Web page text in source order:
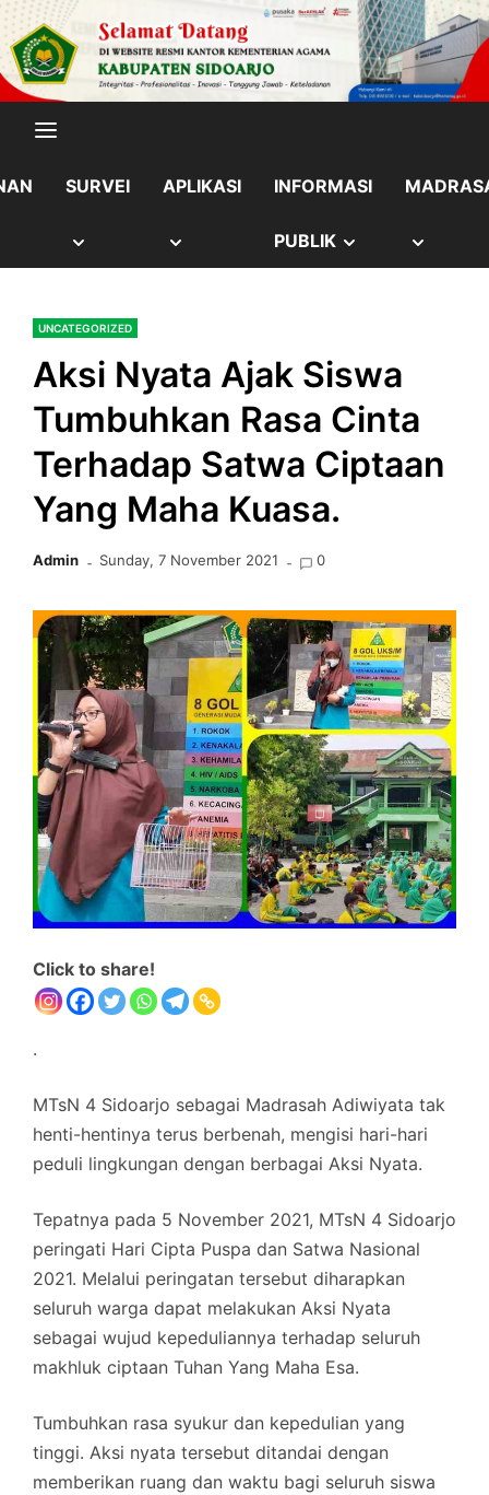
content
Skip
to
content
SURVEI APLIKASI INFORMASI
PUBLIK SHOW
UNCATEGORIZED
Aksi Nyata Ajak Siswa
Tumbuhkan Rasa Cinta
Terhadap Satwa Ciptaan
Yang Maha Kuasa.
Admin Sunday, 7 November 2021 0
Click to share!
.
MTsN 4 Sidoarjo sebagai Madrasah Adiwiyata tak
henti-hentinya terus berbenah, mengisi hari-hari
peduli lingkungan dengan berbagai Aksi Nyata.
Tepatnya pada 5 November 2021, MTsN 4 Sidoarjo
peringati Hari Cipta Puspa dan Satwa Nasional
2021. Melalui peringatan tersebut diharapkan
seluruh warga dapat melakukan Aksi Nyata
sebagai wujud kepeduliannya terhadap seluruh
makhluk ciptaan Tuhan Yang Maha Esa.
Tumbuhkan rasa syukur dan kepedulian yang
tinggi. Aksi nyata tersebut ditandai dengan
memberikan ruang dan waktu bagi seluruh siswa